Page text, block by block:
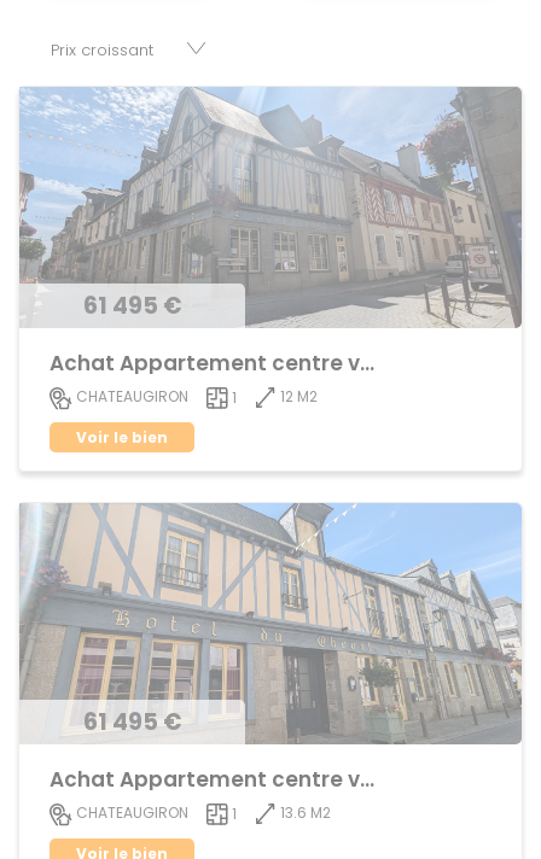
appartements, maisons, immeubles, terrains et murs.
61 495 €
Achat Appartement centre ville
CHATEAUGIRON 1
12 M2
Voir le bien
61 495 €
Achat Appartement centre ville
CHATEAUGIRON 1
13.6 M2
Voir le bien